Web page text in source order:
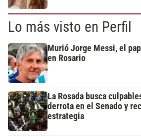
Lo más visto en Perfil
Murió Jorge Messi, el
en Rosario
La Rosada busca
derrota en el Senado y
estrategia